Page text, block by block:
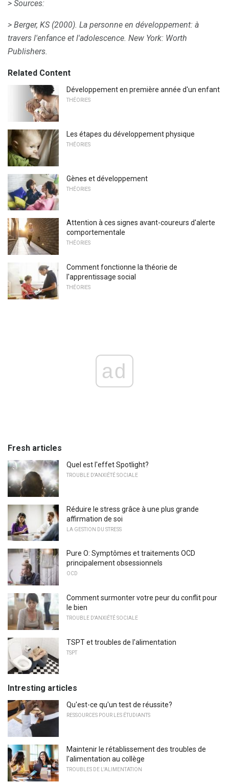
> Sources:
> Berger, KS (2000). La personne en développement: à
travers l'enfance et l'adolescence. New York: Worth
Publishers.
Related Content
Développement en première année d'un enfant
THÉORIES
Les étapes du développement physique
THÉORIES
Gènes et développement
THÉORIES
Attention à ces signes avant-coureurs d'alerte
comportementale
THÉORIES
Comment fonctionne la théorie de
l'apprentissage social
THÉORIES
ad
Fresh articles
Quel est l'effet Spotlight?
TROUBLE D'ANXIÉTÉ SOCIALE
Réduire le stress grâce à une plus grande
affirmation de soi
LA GESTION DU STRESS
Pure O: Symptômes et traitements OCD
principalement obsessionnels
OCD
Comment surmonter votre peur du conflit pour
le bien
TROUBLE D'ANXIÉTÉ SOCIALE
TSPT et troubles de l'alimentation
TSPT
Intresting articles
Qu'est-ce qu'un test de réussite?
RESSOURCES POUR LES ÉTUDIANTS
Maintenir le rétablissement des troubles de
l'alimentation au collège
TROUBLES DE L'ALIMENTATION